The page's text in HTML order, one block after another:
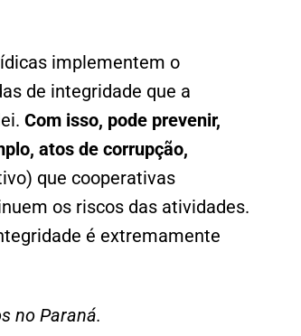
implementem o
de integridade que a
Com isso, pode prevenir,
atos de corrupção,
que cooperativas
os riscos das atividades.
é extremamente
no Paraná.